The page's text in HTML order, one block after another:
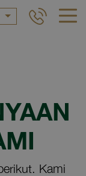
Kami